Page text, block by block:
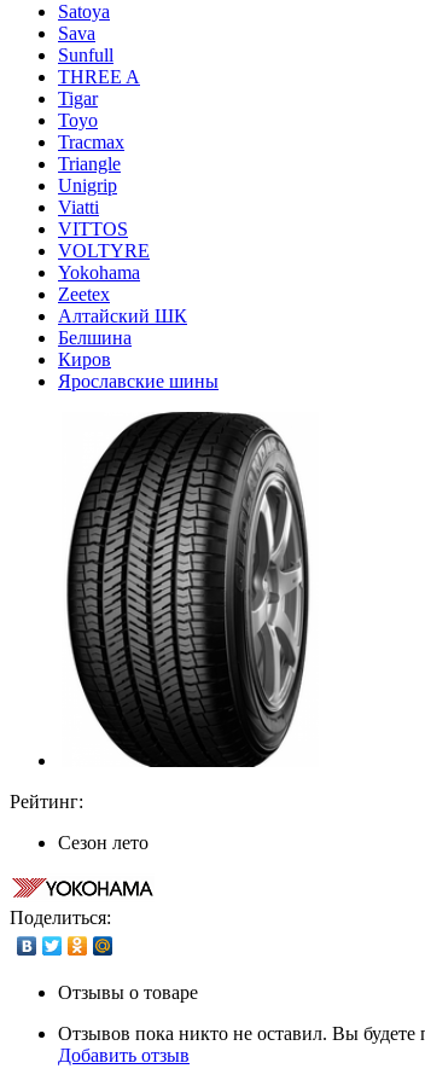
Satoya
Sava
Sunfull
THREE A
Tigar
Toyo
Tracmax
Triangle
Unigrip
Viatti
VITTOS
VOLTYRE
Yokohama
Zeetex
Алтайский ШК
Белшина
Киров
Ярославские шины
Рейтинг:
Сезон лето
Поделиться:
Отзывы о товаре
Отзывов пока никто не оставил. Вы будете
Добавить отзыв